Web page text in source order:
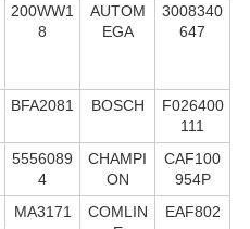
200WW1
8
AUTOM
EGA
3008340
647
BFA2081 BOSCH
F026400
111
5556089
4
CHAMPI
ON
CAF100
954P
MA3171
COMLIN
EAF802